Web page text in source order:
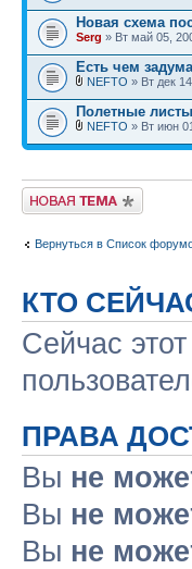
Новая схема
Serg » Вт май 05,
Есть чем
NEFTO » Вт дек
Полетные
NEFTO » Вт июн
Новая тема
Вернуться в Список
КТО
Сейчас
ПРАВА
Вы не
Вы не
Вы не